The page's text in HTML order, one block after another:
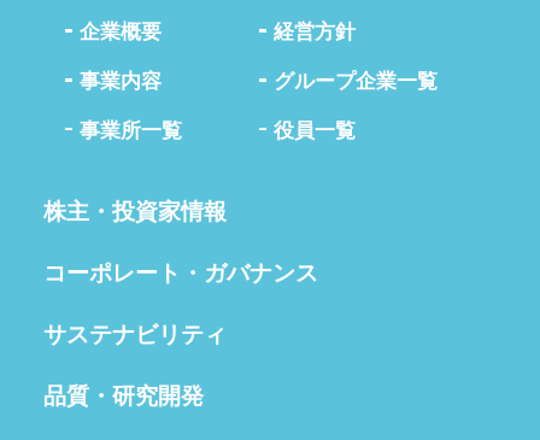
企業概要
経営方針
事業内容
グループ企業一覧
事業所一覧
役員一覧
株主・投資家情報
コーポレート・ガバナンス
サステナビリティ
品質・研究開発